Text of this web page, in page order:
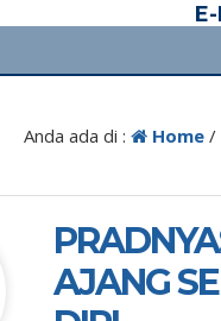
Anda ada di : Home /
AJANG